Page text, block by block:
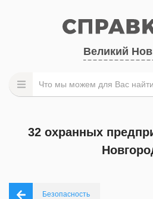
Великий
32 охранных
Безопасность